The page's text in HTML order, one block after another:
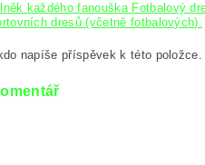
každého fanouška Fotbalový
dresů (včetně fotbalových).
napíše příspěvek k této položce.